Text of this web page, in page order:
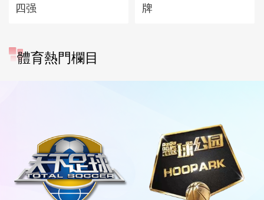
四强
牌
體育熱門欄目